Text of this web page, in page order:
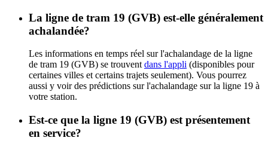
La ligne de tram 19 (GVB) est-elle généralement
achalandée?
Les informations en temps réel sur l'achalandage de la ligne
de tram 19 (GVB) se trouvent dans l'appli (disponibles pour
certaines villes et certains trajets seulement). Vous pourrez
aussi y voir des prédictions sur l'achalandage sur la ligne 19 à
votre station.
Est-ce que la ligne 19 (GVB) est présentement
en service?